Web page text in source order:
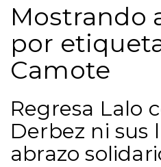
Mostrando
por
Camote
Regresa Lalo
Derbez ni sus
abrazo